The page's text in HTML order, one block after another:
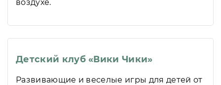
воздухе.
Детский клуб «Вики Чики»
Развивающие и веселые игры для детей от